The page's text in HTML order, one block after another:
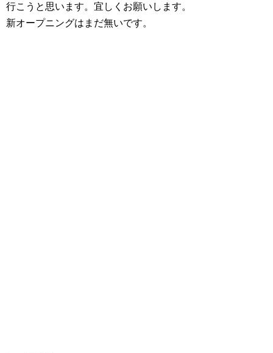
行こうと思います。宜しくお願いします。
新オープニングはまだ無いです。